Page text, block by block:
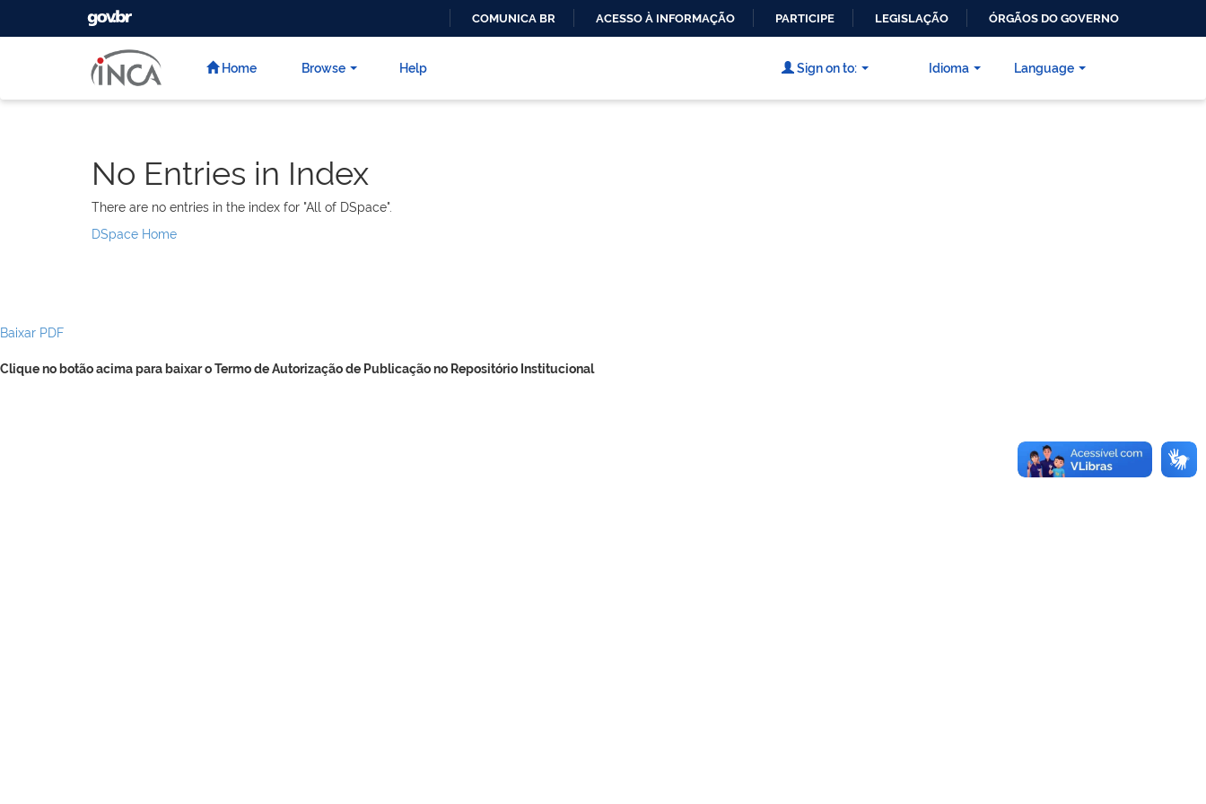
CONTEÚDO
GOVBR
COMUNICA BR ACESSO À INFORMAÇÃO PARTICIPE LEGISLAÇÃO ÓRGÃOS DO GOVERNO
Home Browse Help Language
Sign on to: Idioma
No Entries in Index
There are no entries in the index for "All of DSpace".
DSpace Home
Baixar PDF
Clique no botão acima para baixar o Termo de Autorização de Publicação no Repositório Institucional